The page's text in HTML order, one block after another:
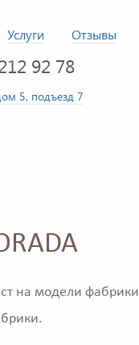
Услуги Отзывы
92 78
5, подъезд 7
на модели фабрики